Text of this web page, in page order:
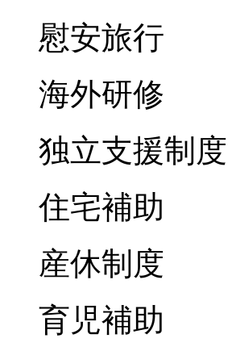
慰安旅行
海外研修
独立支援制度
住宅補助
産休制度
育児補助